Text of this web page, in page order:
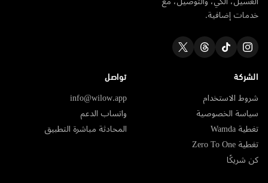
خدمات إضافية.
الشركة
شروط الاستخدام
سياسة الخصوصية
تغطية Wamda
تغطية Zero To One
كن شريكًا
تواصل
info@wilow.app
واتساب الدعم
المحادثة مباشرة التطبيق